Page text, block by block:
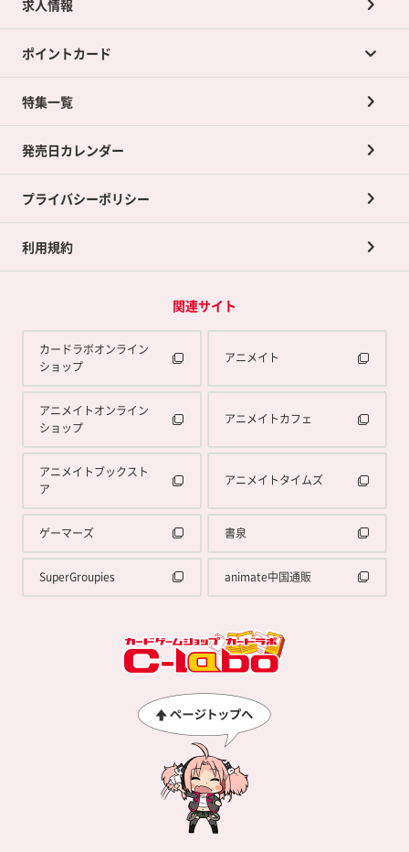
カードラボの買取サービスTOP
店舗買取について
ネット買取について
買取承諾書について
求人情報
ポイントカード
ポイントカードTOP
ポイント交換景品
特集一覧
発売日カレンダー
プライバシーポリシー
利用規約
関連サイト
カードラボオンライン
ショップ
アニメイト
アニメイトオンライン
ショップ
アニメイトカフェ
アニメイトブックスト
ア
アニメイトタイムズ
ゲーマーズ 書泉
SuperGroupies animate中国通販